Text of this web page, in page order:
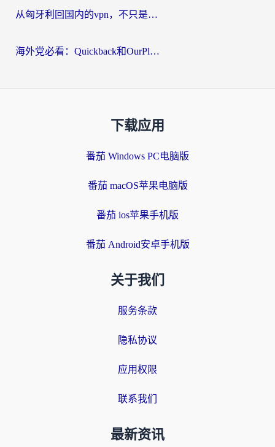
从匈牙利回国内的vpn，不只是为了刷剧那么简单
海外党必看：Quickback和OurPlay好用吗？3分钟选对回国加速器，无缝刷剧玩游戏
下载应用
番茄 Windows PC电脑版
番茄 macOS苹果电脑版
番茄 ios苹果手机版
番茄 Android安卓手机版
关于我们
服务条款
隐私协议
应用权限
联系我们
最新资讯